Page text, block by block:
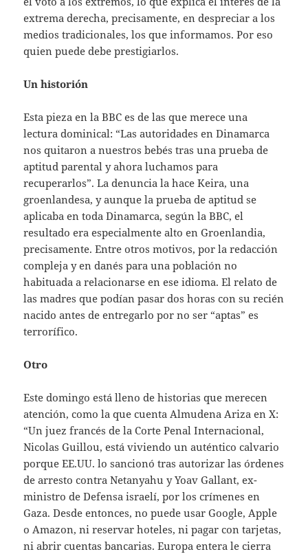
extrema derecha, precisamente, en despreciar a los
medios tradicionales, los que informamos. Por eso
quien puede debe prestigiarlos.
Un historión
Esta pieza en la BBC es de las que merece una
lectura dominical: “Las autoridades en Dinamarca
nos quitaron a nuestros bebés tras una prueba de
aptitud parental y ahora luchamos para
recuperarlos”. La denuncia la hace Keira, una
groenlandesa, y aunque la prueba de aptitud se
aplicaba en toda Dinamarca, según la BBC, el
resultado era especialmente alto en Groenlandia,
precisamente. Entre otros motivos, por la redacción
compleja y en danés para una población no
habituada a relacionarse en ese idioma. El relato de
las madres que podían pasar dos horas con su recién
nacido antes de entregarlo por no ser “aptas” es
terrorífico.
Otro
Este domingo está lleno de historias que merecen
atención, como la que cuenta Almudena Ariza en X:
“Un juez francés de la Corte Penal Internacional,
Nicolas Guillou, está viviendo un auténtico calvario
porque EE.UU. lo sancionó tras autorizar las órdenes
de arresto contra Netanyahu y Yoav Gallant, ex-
ministro de Defensa israelí, por los crímenes en
Gaza. Desde entonces, no puede usar Google, Apple
o Amazon, ni reservar hoteles, ni pagar con tarjetas,
ni abrir cuentas bancarias. Europa entera le cierra